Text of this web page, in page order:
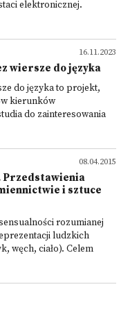
elektronicznej.
16.11.2023
wiersze do języka
do języka to projekt,
kierunków
do zainteresowania
08.04.2015
Przedstawienia
i sztuce
rozumianej
ludzkich
węch, ciało). Celem